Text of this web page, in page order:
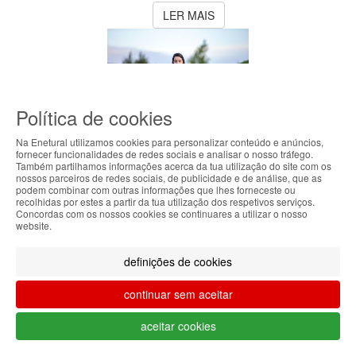
LER MAIS
Saúde e
Bem Estar
4 min.
Cuidar
da
Saúde
ABOUT THE COOKIES
Enetural handles information about your visit using
cookies that improve the performance of the
website, facilitate sharing via social networks and
continuing to browse our site, you accept the use of
these cookies. For more information, see our
Privacy and Cookie Policy. You can configure your
preferences in Cookie settings.
Accepted
Política de cookies
Na Enetural utilizamos cookies para personalizar conteúdo e anúncios,
fornecer funcionalidades de redes sociais e analisar o nosso tráfego.
Também partilhamos informações acerca da tua utilização do site com os
nossos parceiros de redes sociais, de publicidade e de análise, que as
podem combinar com outras informações que lhes forneceste ou
recolhidas por estes a partir da tua utilização dos respetivos serviços.
Concordas com os nossos cookies se continuares a utilizar o nosso
website.
definições de cookies
continuar sem aceitar
aceitar cookies